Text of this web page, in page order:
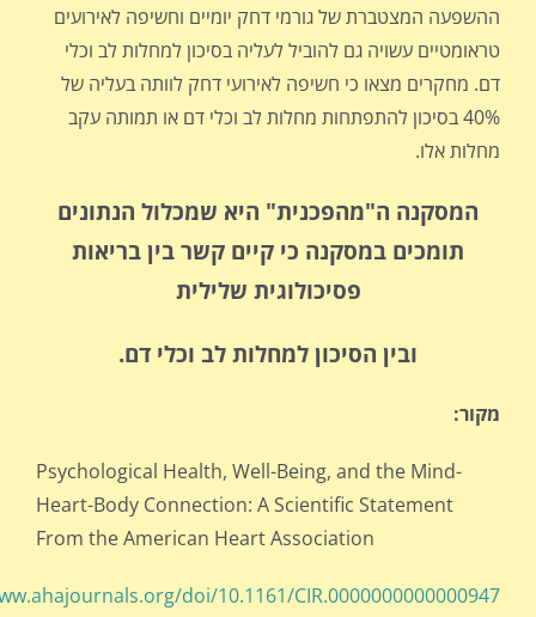
ההשפעה המצטברת של גורמי דחק יומיים וחשיפה לאירועים
טראומטיים עשויה גם להוביל לעליה בסיכון למחלות לב וכלי
דם. מחקרים מצאו כי חשיפה לאירועי דחק לוותה בעליה של
40% בסיכון להתפתחות מחלות לב וכלי דם או תמותה עקב
מחלות אלו.
המסקנה ה"מהפכנית" היא שמכלול הנתונים
תומכים במסקנה כי קיים קשר בין בריאות
פסיכולוגית שלילית
ובין הסיכון למחלות לב וכלי דם.
מקור:
Psychological Health, Well-Being, and the Mind-
Heart-Body Connection: A Scientific Statement
From the American Heart Association
doi/10.1161/CIR.0000000000000947